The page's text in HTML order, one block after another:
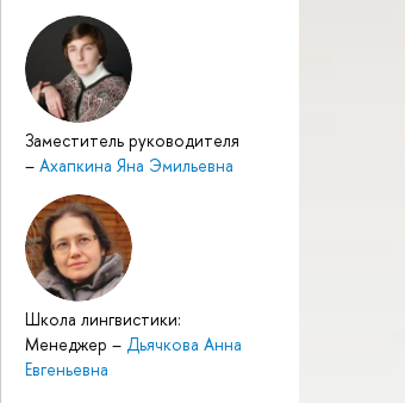
Заместитель руководителя
– Ахапкина Яна Эмильевна
Школа лингвистики:
Менеджер – Дьячкова Анна
Евгеньевна